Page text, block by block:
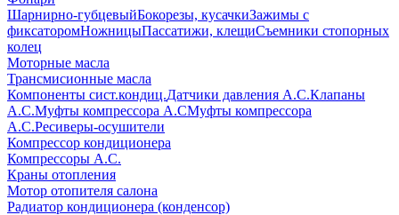
Шарнирно-губцевыйБокорезы, кусачкиЗажимы с
фиксаторомНожницыПассатижи, клещиСъемники стопорных
колец
Моторные масла
Трансмисионные масла
Компоненты сист.кондиц.Датчики давления А.С.Клапаны
А.С.Муфты компрессора А.СМуфты компрессора
А.С.Ресиверы-осушители
Компрессор кондиционера
Компрессоры А.С.
Краны отопления
Мотор отопителя салона
Радиатор кондиционера (конденсор)